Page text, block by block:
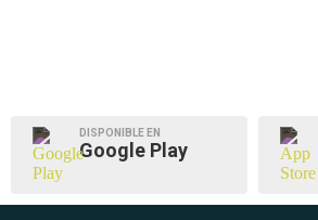
DISPONIBLE EN
Google Play